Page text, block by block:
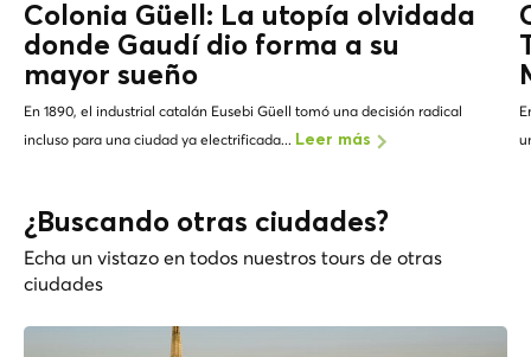
Colonia Güell: La utopía olvidada
donde Gaudí dio forma a su
mayor sueño
En 1890, el industrial catalán Eusebi Güell tomó una decisión radical
incluso para una ciudad ya electrificada... Leer más
¿Buscando otras ciudades?
Echa un vistazo en todos nuestros tours de otras
ciudades